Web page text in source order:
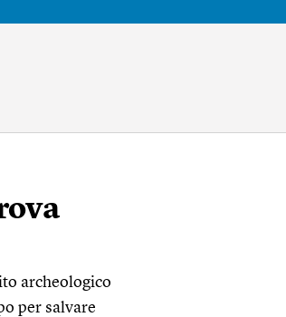
archeologico
per salvare